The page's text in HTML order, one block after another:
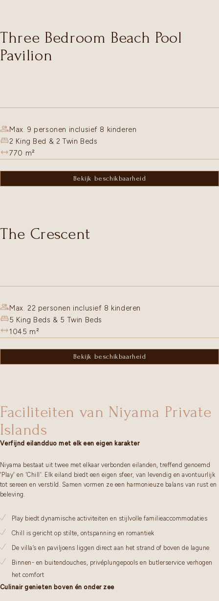
Three Bedroom Beach Pool
Pavilion
Max. 9 personen inclusief 8 kinderen
2 King Bed & 2 Twin Beds
770 m²
Bekijk beschikbaarheid
The Crescent
Max. 22 personen inclusief 8 kinderen
5 King Beds & 5 Twin Beds
1045 m²
Bekijk beschikbaarheid
Faciliteiten van Niyama Private
Islands
Verfijnd eilandduo met elk een eigen karakter
Niyama bestaat uit twee met elkaar verbonden eilanden, treffend genoemd
'Play' en 'Chill'. Elk eiland biedt een eigen sfeer, van levendig en avontuurlijk
tot sereen en verstild. Samen vormen ze een harmonieuze balans van rust en
beleving.
Play biedt dynamische activiteiten en stijlvolle familieaccommodaties
Chill is gericht op stilte, ontspanning en romantiek
De villa’s en paviljoens liggen direct aan het strand of boven de lagune
Binnen- en buitendouches, privéplungepools en butlerservice verhogen
het comfort
Culinair genieten boven én onder zee